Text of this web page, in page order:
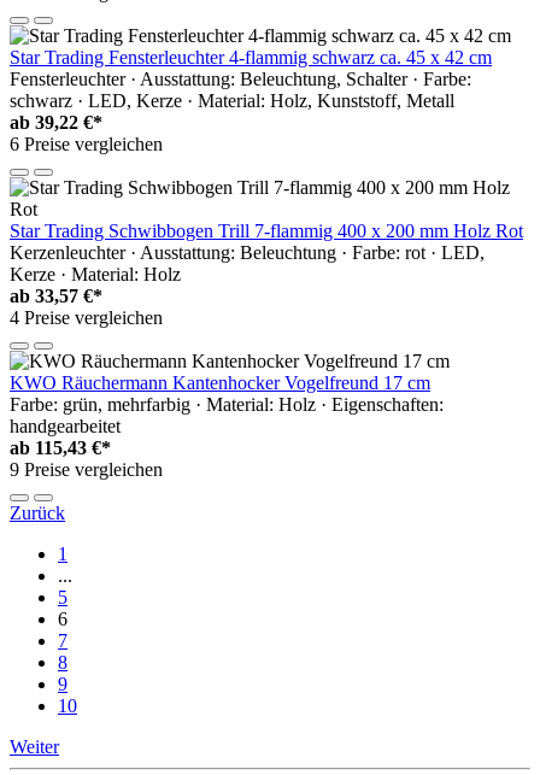
Star Trading Fensterleuchter 4-flammig schwarz ca. 45 x 42 cm
Fensterleuchter · Ausstattung: Beleuchtung, Schalter · Farbe:
schwarz · LED, Kerze · Material: Holz, Kunststoff, Metall
ab 39,22 €*
6 Preise vergleichen
Star Trading Schwibbogen Trill 7-flammig 400 x 200 mm Holz Rot
Kerzenleuchter · Ausstattung: Beleuchtung · Farbe: rot · LED,
Kerze · Material: Holz
ab 33,57 €*
4 Preise vergleichen
KWO Räuchermann Kantenhocker Vogelfreund 17 cm
Farbe: grün, mehrfarbig · Material: Holz · Eigenschaften:
handgearbeitet
ab 115,43 €*
9 Preise vergleichen
Zurück
1
...
5
6
7
8
9
10
Weiter